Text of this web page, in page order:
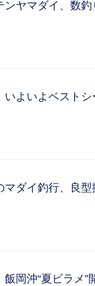
ヤマダイ、数釣
よいよベストシ
ダイ釣行、良型
岡沖“夏ビラメ”